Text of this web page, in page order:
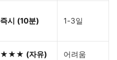
즉시 (10분) 1-3일
★★★ (자유) 어려움